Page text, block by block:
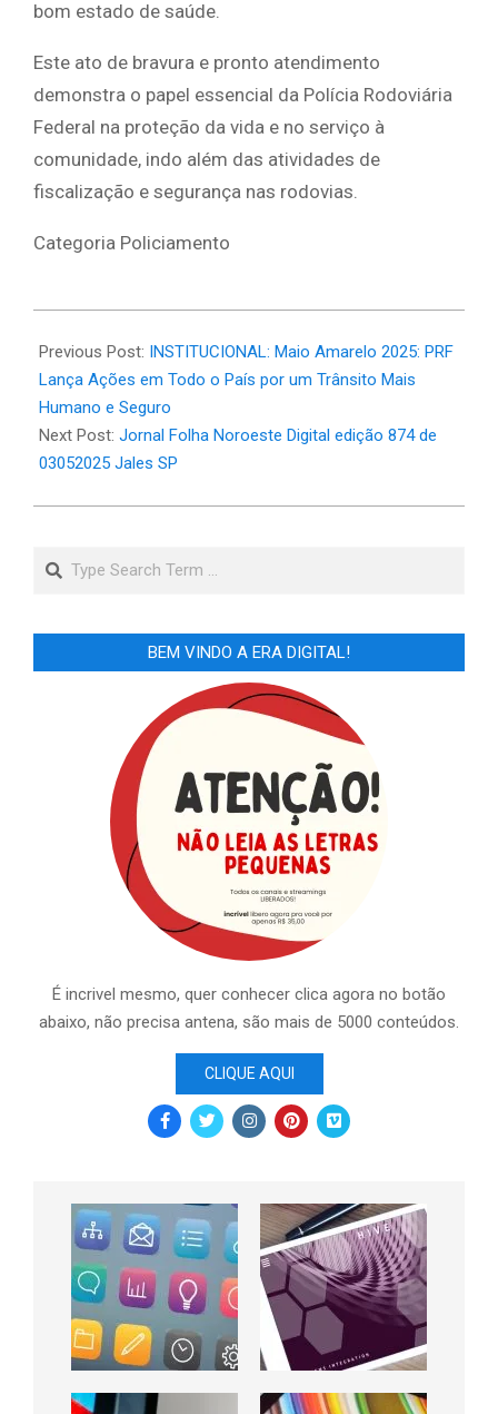
bom estado de saúde.
Este ato de bravura e pronto atendimento
demonstra o papel essencial da Polícia Rodoviária
Federal na proteção da vida e no serviço à
comunidade, indo além das atividades de
fiscalização e segurança nas rodovias.
Categoria Policiamento
05-
03
Previous Post: INSTITUCIONAL: Maio Amarelo 2025: PRF
Lança Ações em Todo o País por um Trânsito Mais
Humano e Seguro
Next Post: Jornal Folha Noroeste Digital edição 874 de
03052025 Jales SP
Search
BEM VINDO A ERA DIGITAL!
É incrivel mesmo, quer conhecer clica agora no botão
abaixo, não precisa antena, são mais de 5000 conteúdos.
CLIQUE AQUI